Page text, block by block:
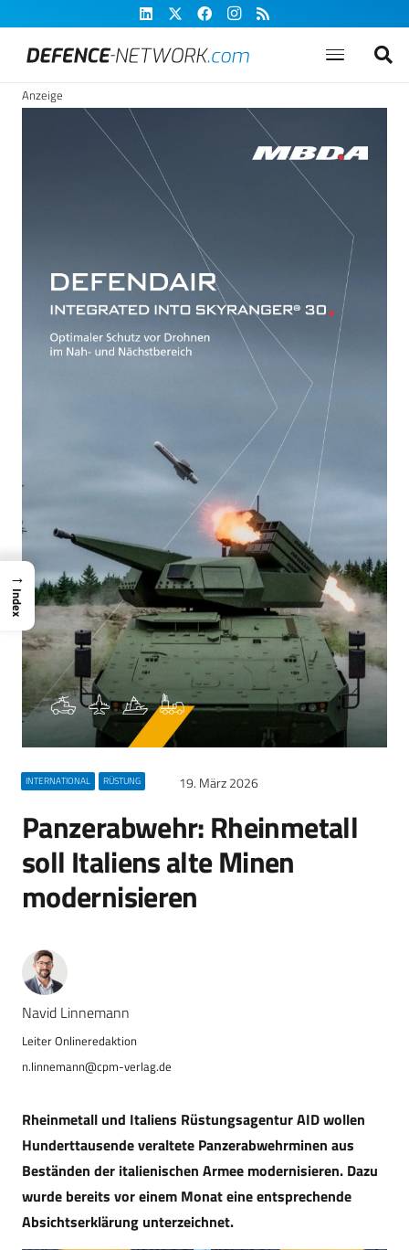
Anzeige
INTERNATIONAL RÜSTUNG 19. März 2026
Panzerabwehr: Rheinmetall
soll Italiens alte Minen
modernisieren
Navid Linnemann
n.linnemann@cpm-verlag.de
Rheinmetall und Italiens Rüstungsagentur AID wollen
Hunderttausende veraltete Panzerabwehrminen aus
Beständen der italienischen Armee modernisieren. Dazu
wurde bereits vor einem Monat eine entsprechende
Absichtserklärung unterzeichnet.
→
Index